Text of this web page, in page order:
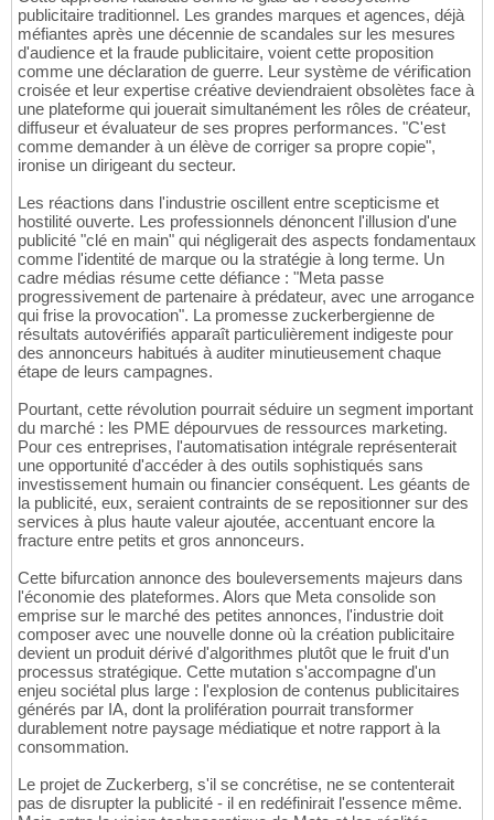
publicitaire traditionnel. Les grandes marques et agences, déjà
méfiantes après une décennie de scandales sur les mesures
d'audience et la fraude publicitaire, voient cette proposition
comme une déclaration de guerre. Leur système de vérification
croisée et leur expertise créative deviendraient obsolètes face à
une plateforme qui jouerait simultanément les rôles de créateur,
diffuseur et évaluateur de ses propres performances. "C'est
comme demander à un élève de corriger sa propre copie",
ironise un dirigeant du secteur.
Les réactions dans l'industrie oscillent entre scepticisme et
hostilité ouverte. Les professionnels dénoncent l'illusion d'une
publicité "clé en main" qui négligerait des aspects fondamentaux
comme l'identité de marque ou la stratégie à long terme. Un
cadre médias résume cette défiance : "Meta passe
progressivement de partenaire à prédateur, avec une arrogance
qui frise la provocation". La promesse zuckerbergienne de
résultats autovérifiés apparaît particulièrement indigeste pour
des annonceurs habitués à auditer minutieusement chaque
étape de leurs campagnes.
Pourtant, cette révolution pourrait séduire un segment important
du marché : les PME dépourvues de ressources marketing.
Pour ces entreprises, l'automatisation intégrale représenterait
une opportunité d'accéder à des outils sophistiqués sans
investissement humain ou financier conséquent. Les géants de
la publicité, eux, seraient contraints de se repositionner sur des
services à plus haute valeur ajoutée, accentuant encore la
fracture entre petits et gros annonceurs.
Cette bifurcation annonce des bouleversements majeurs dans
l'économie des plateformes. Alors que Meta consolide son
emprise sur le marché des petites annonces, l'industrie doit
composer avec une nouvelle donne où la création publicitaire
devient un produit dérivé d'algorithmes plutôt que le fruit d'un
processus stratégique. Cette mutation s'accompagne d'un
enjeu sociétal plus large : l'explosion de contenus publicitaires
générés par IA, dont la prolifération pourrait transformer
durablement notre paysage médiatique et notre rapport à la
consommation.
Le projet de Zuckerberg, s'il se concrétise, ne se contenterait
pas de disrupter la publicité - il en redéfinirait l'essence même.